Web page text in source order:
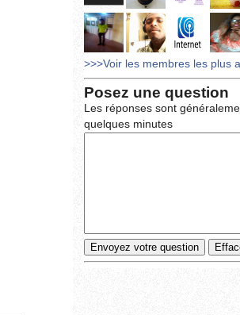
>>>Voir les membres les plus
Posez une question
Les réponses sont
quelques minutes